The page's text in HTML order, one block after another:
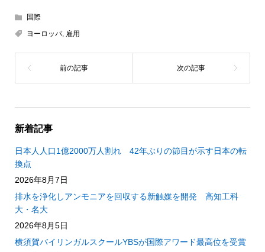
国際
ヨーロッパ, 雇用
新着記事
日本人人口1億2000万人割れ 42年ぶりの節目が示す日本の転
換点
2026年8月7日
排水を浄化しアンモニアを回収する新触媒を開発 高知工科
大・名大
2026年8月5日
横須賀バイリンガルスクールYBSが国際アワード最高位を受賞